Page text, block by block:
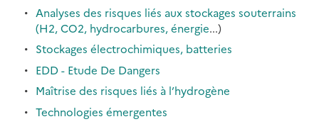
Analyses des risques liés aux stockages souterrains
(H2, CO2, hydrocarbures, énergie...)
Stockages électrochimiques, batteries
EDD - Etude De Dangers
Maîtrise des risques liés à l’hydrogène
Technologies émergentes